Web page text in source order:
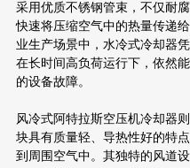
采用优质不锈钢管束，不仅耐
快速将压缩空气中的热量传递
业生产场景中，水冷式冷却器
在长时间高负荷运行下，依然
的设备故障。
风冷式阿特拉斯空压机冷却器
块具有质量轻、导热性好的特
到周围空气中。其独特的风道